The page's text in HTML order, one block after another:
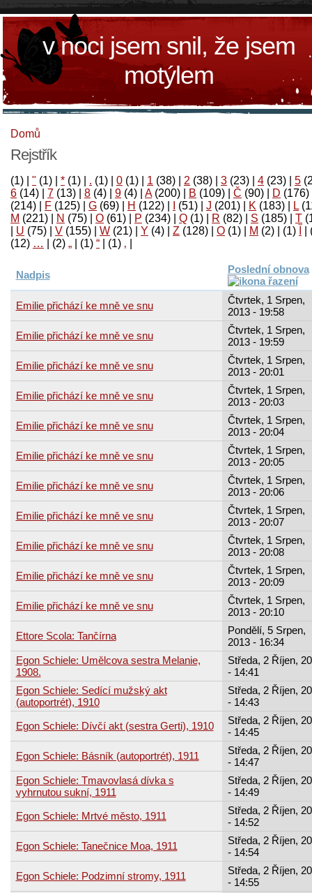
v noci jsem snil, že jsem
motýlem
Domů
Rejstřík
(1) " (1) * (1) . (1) 0 (1) 1 (38) 2 (38) 3 (23) 4 (23) 5
6 (14) 7 (13) 8 (4) 9 (4) A(200) B (109) Č (90) D (176)
(214)
F (125) G (69) H (122) (51) J (201) K (183) L
M (221) N (75) O (61) P (234) Q (1) R (82) S (185) T
U (75) V (155) W (21) Y (4) Z (128) Ο (1) М (2)
(1)
‚
(1)
“
(1)
„
(2)
…
(12)
Nadpis Poslední obnova
Emilie přichází ke mně ve snu
Čtvrtek, 1 Srpen,
2013 - 19:58
Emilie přichází ke mně ve snu
Čtvrtek, 1 Srpen,
2013 - 19:59
Emilie přichází ke mně ve snu
Čtvrtek, 1 Srpen,
2013 - 20:01
Emilie přichází ke mně ve snu
Čtvrtek, 1 Srpen,
2013 - 20:03
Emilie přichází ke mně ve snu
Čtvrtek, 1 Srpen,
2013 - 20:04
Emilie přichází ke mně ve snu
Čtvrtek, 1 Srpen,
2013 - 20:05
Emilie přichází ke mně ve snu
Čtvrtek, 1 Srpen,
2013 - 20:06
Emilie přichází ke mně ve snu
Čtvrtek, 1 Srpen,
2013 - 20:07
Emilie přichází ke mně ve snu
Čtvrtek, 1 Srpen,
2013 - 20:08
Emilie přichází ke mně ve snu
Čtvrtek, 1 Srpen,
2013 - 20:09
Emilie přichází ke mně ve snu
Čtvrtek, 1 Srpen,
2013 - 20:10
Ettore Scola: Tančírna
Pondělí, 5 Srpen,
2013 - 16:34
Egon Schiele: Umělcova sestra Melanie,
1908.
Středa, 2 Říjen,
- 14:41
Egon Schiele: Sedící mužský akt
(autoportrét), 1910
Středa, 2 Říjen,
- 14:43
Egon Schiele: Dívčí akt (sestra Gerti), 1910
Středa, 2 Říjen,
- 14:45
Egon Schiele: Básník (autoportrét), 1911
Středa, 2 Říjen,
- 14:47
Egon Schiele: Tmavovlasá dívka s
vyhrnutou sukní, 1911
Středa, 2 Říjen,
- 14:49
Egon Schiele: Mrtvé město, 1911
Středa, 2 Říjen,
- 14:52
Egon Schiele: Tanečnice Moa, 1911
Středa, 2 Říjen,
- 14:54
Egon Schiele: Podzimní stromy, 1911
Středa, 2 Říjen,
- 14:55